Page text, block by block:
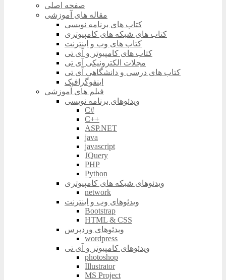
صفحه اصلی
مقاله های آموزشی
کتاب های برنامه نویسی
کتاب های شبکه های کامپیوتری
کتاب های وب و اینترنت
کتاب های کامپیوتر و آی تی
مجلات الکترونیکی آی تی
کتاب های درسی و دانشگاهی آی تی
اینفوگرافیک
فیلم های آموزشی
ویدئوهای برنامه نویسی
C#
C++
ASP.NET
java
javascript
JQuery
PHP
Python
ویدئوهای شبکه های کامپیوتری
network
ویدئوهای وب و اینترنت
Bootstrap
HTML & CSS
ویدئوهای وردپرس
wordpress
ویدئوهای کامپیوتر و آی تی
photoshop
Illustrator
MS Project